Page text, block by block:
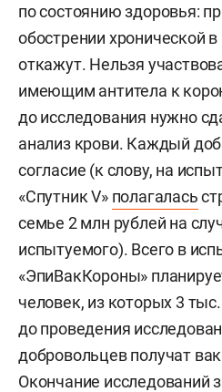
по состоянию здоровья:
обострении хронической
откажут. Нельзя
имеющим антитела к
до исследования нужно
анализ крови. Каждый
согласие (к слову, на
«Спутник V» полагалась
семье 2 млн рублей на
испытуемого). Всего в
«ЭпиВакКороны»
человек, из которых 3
до проведения
добровольцев получат
Окончание исследований